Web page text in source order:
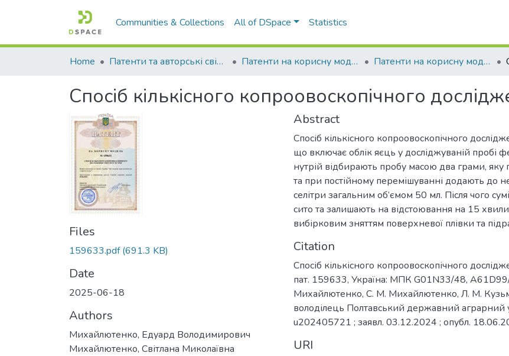
Communities & Collections All of DSpace Statistics
Home Патенти та авторські свідоцтва Патенти на корисну модель Патенти на корисну модель_2025
Спосіб кількісного копроовоскопічного
Files
159633.pdf(691.3 KB)
Date
2025-06-18
Authors
Михайлютенко, Едуард Володимирович
Михайлютенко, Світлана Миколаївна
Abstract
Спосіб кількісного копроовоскопічного
що включає облік яєць у досліджуваній пробі
нутрій відбирають пробу масою два грами, яку
та при постійному перемішуванні додають до
селітри загальним об’ємом 50 мл. Після чого
сито та залишають на відстоювання на 15
вибірковим зняттям поверхневої плівки та
Citation
Спосіб кількісного копроовоскопічного
пат. 159633, Україна: МПК G01N33/48,
Михайлютенко, С. М. Михайлютенко, Л. М.
володілець Полтавський державний аграрний
u202405721 ; заявл. 03.12.2024 ; опубл.
URI